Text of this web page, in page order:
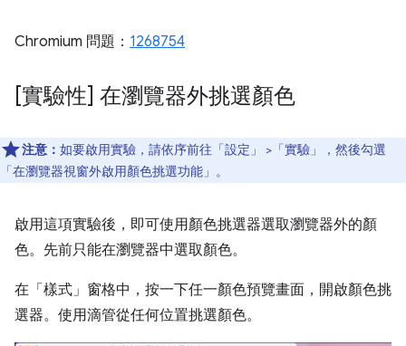
Chromium 問題： 1268754
[實驗性] 在瀏覽器外挑選顏色
注意： 如要啟用實驗，請依序前往「設定」 >「實驗」
，然後勾選
「在瀏覽器視窗外啟用顏色挑選功能」 。
啟用這項實驗後，即可使用顏色挑選器選取瀏覽器外的顏
色。先前只能在瀏覽器中選取顏色。
在「樣式」 窗格中，按一下任一顏色預覽畫面，開啟顏色挑
選器。使用滴管從任何位置挑選顏色。